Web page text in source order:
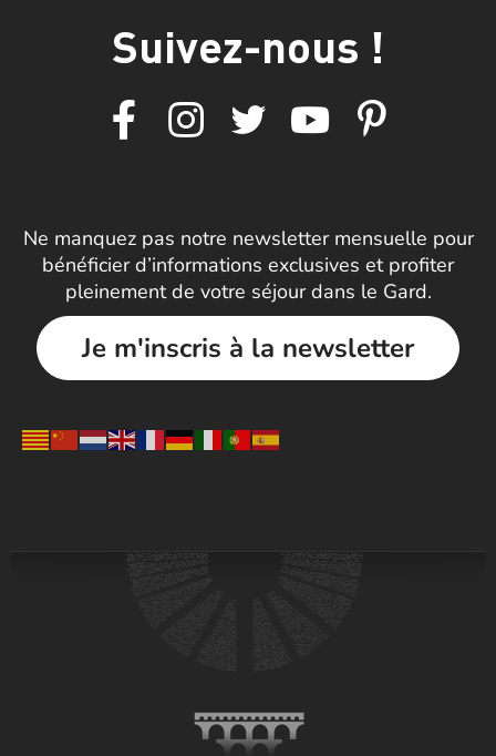
Suivez-nous !
Ne manquez pas notre newsletter mensuelle pour
bénéficier d’informations exclusives et profiter
pleinement de votre séjour dans le Gard.
Je m'inscris à la newsletter